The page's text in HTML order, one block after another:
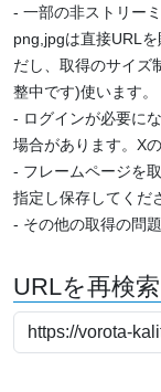
- 一部の非ストリー
png,jpgは直接URL
だし、取得のサイズ
整中です)使います。
- ログインが必要に
場合があります。X
- フレームページを
指定し保存してくだ
- その他の取得の問
URLを再検索